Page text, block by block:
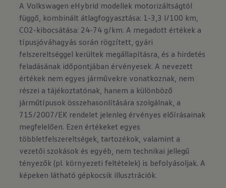
A Volkswagen eHybrid modellek motorizáltságtól
függő, kombinált átlagfogyasztása: 1-3,3 l/100 km,
CO2-kibocsátása: 24-74 g/km. A megadott értékek a
típusjóváhagyás során rögzített, gyári
felszereltséggel kerültek megállapításra, és a hirdetés
feladásának időpontjában érvényesek. A nevezett
értékek nem egyes járművekre vonatkoznak, nem
részei a tájékoztatónak, hanem a különböző
járműtípusok összehasonlítására szolgálnak, a
715/2007/EK rendelet jelenleg érvényes előírásainak
megfelelően. Ezen értékeket egyes
többletfelszereltségek, tartozékok, valamint a
vezetői szokások és egyéb, nem technikai jellegű
tényezők (pl. környezeti feltételek) is befolyásoljak. A
képeken látható gépkocsik illusztrációk.